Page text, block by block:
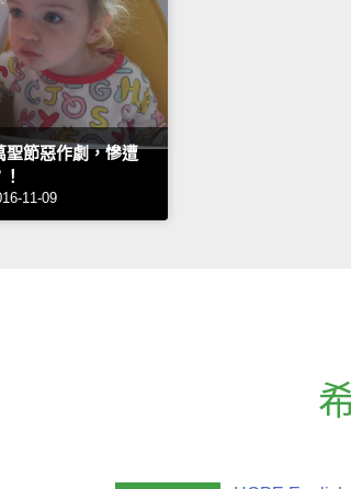
節惡作劇，慘遭
11-09